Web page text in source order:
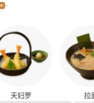
-
天妇罗 拉